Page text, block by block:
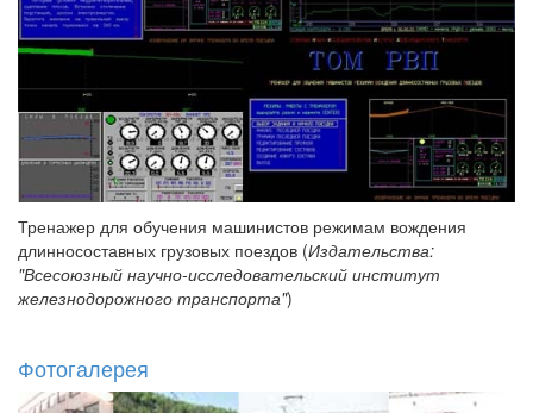
Тренажер для обучения машинистов режимам вождения
длинносоставных грузовых поездов (Издательства:
"Всесоюзный научно-исследовательский институт
железнодорожного транспорта")
Фотогалерея